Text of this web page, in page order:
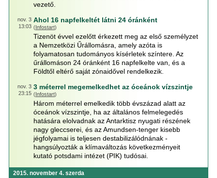
vezető.
nov. 3
13:03
Ahol 16 napfelkeltét látni 24 óránként
(Infostart)
Tizenöt évvel ezelőtt érkezett meg az első személyzet
a Nemzetközi Űrállomásra, amely azóta is
folyamatosan tudományos kísérletek színtere. Az
űrállomáson 24 óránként 16 napfelkelte van, és a
Földtől eltérő saját zónaidővel rendelkezik.
nov. 3
23:15
3 méterrel megemelkedhet az óceánok vízszintje
(Infostart)
Három méterrel emelkedik több évszázad alatt az
óceánok vízszintje, ha az általános felmelegedés
hatására elolvadnak az Antarktisz nyugati részének
nagy gleccserei, és az Amundsen-tenger kisebb
jégfolyamai is teljesen destabilizálódnának -
hangsúlyozták a klímaváltozás következményeit
kutató potsdami intézet (PIK) tudósai.
2015. november 4. szerda